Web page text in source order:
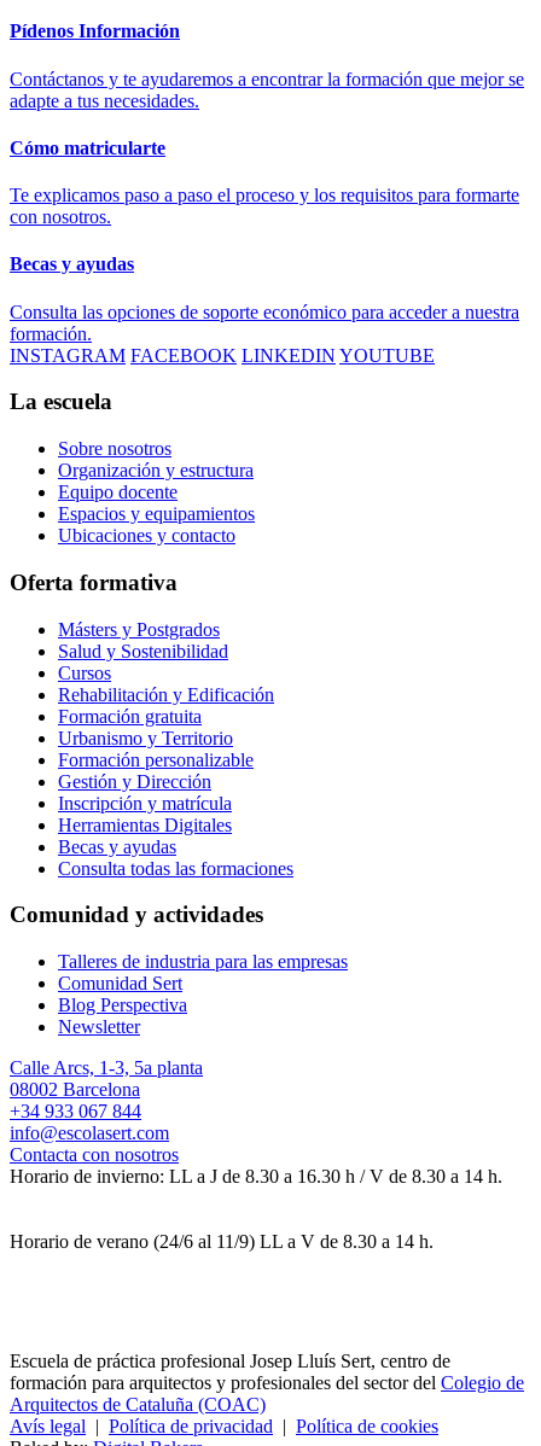
Pídenos Información
Contáctanos y te ayudaremos a encontrar la formación que mejor se
adapte a tus necesidades.
Cómo matricularte
Te explicamos paso a paso el proceso y los requisitos para formarte
con nosotros.
Becas y ayudas
Consulta las opciones de soporte económico para acceder a nuestra
formación.
INSTAGRAM FACEBOOK LINKEDIN YOUTUBE
La escuela
Sobre nosotros
Organización y estructura
Equipo docente
Espacios y equipamientos
Ubicaciones y contacto
Oferta formativa
Másters y Postgrados
Salud y Sostenibilidad
Cursos
Rehabilitación y Edificación
Formación gratuita
Urbanismo y Territorio
Formación personalizable
Gestión y Dirección
Inscripción y matrícula
Herramientas Digitales
Becas y ayudas
Consulta todas las formaciones
Comunidad y actividades
Talleres de industria para las empresas
Comunidad Sert
Blog Perspectiva
Newsletter
Calle Arcs, 1-3, 5a planta
08002 Barcelona
+34 933 067 844
info@escolasert.com
Contacta con nosotros
Horario de invierno: LL a J de 8.30 a 16.30 h / V de 8.30 a 14 h.
Horario de verano (24/6 al 11/9) LL a V de 8.30 a 14 h.
Escuela de práctica profesional Josep Lluís Sert, centro de
formación para arquitectos y profesionales del sector del Colegio de
Arquitectos de Cataluña (COAC)
Avís legal | Política de privacidad | Política de cookies